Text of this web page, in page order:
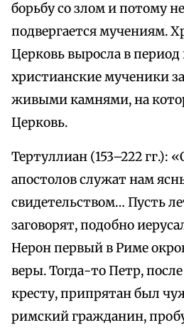
борьбу со злом и потому
подвергается мучениям.
Церковь выросла в период
христианские мученики
живыми камнями, на
Церковь.
Тертуллиан (153–222 гг.):
апостолов служат нам
свидетельством… Пусть
заговорят, подобно
Нерон первый в Риме
веры. Тогда-то Петр,
кресту, припрятан был
римский гражданин,